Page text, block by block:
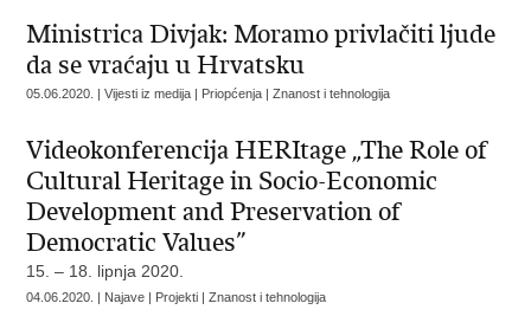
Ministrica Divjak: Moramo privlačiti ljude
da se vraćaju u Hrvatsku
05.06.2020. | Vijesti iz medija | Priopćenja | Znanost i tehnologija
Videokonferencija HERItage „The Role of
Cultural Heritage in Socio-Economic
Development and Preservation of
Democratic Values”
15. – 18. lipnja 2020.
04.06.2020. | Najave | Projekti | Znanost i tehnologija